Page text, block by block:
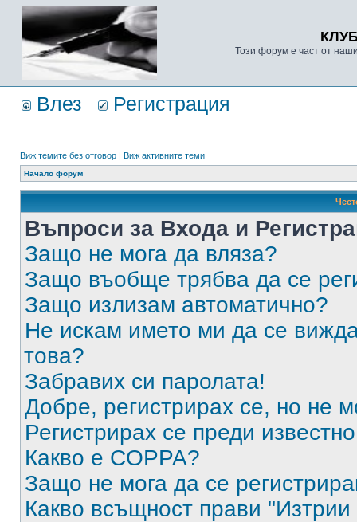
Този форум е част от
Влез Регистрация
Виж темите без отговор | Виж активните теми
Начало форум
Въпроси за Входа и
Защо не мога да вляза?
Защо въобще трябва да се
Защо излизам автоматично?
Не искам името ми да се
това?
Забравих си паролата!
Добре, регистрирах се, но не
Регистрирах се преди
Какво е COPPA?
Защо не мога да се
Какво всъщност прави "Изтрии